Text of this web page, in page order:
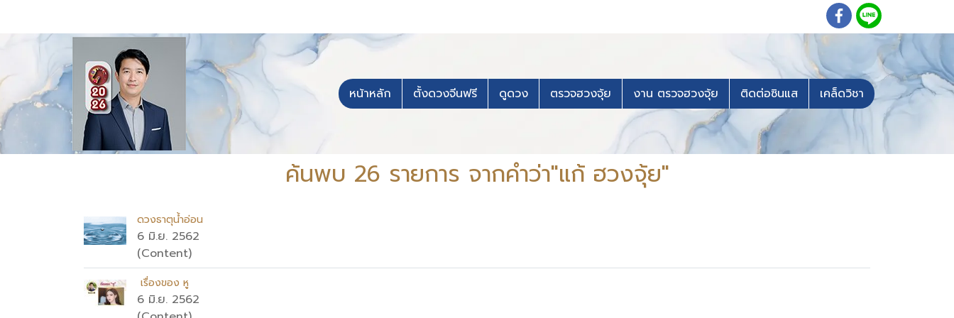
หน้าหลัก ตั้งดวงจีนฟรี ดูดวง ตรวจฮวงจุ้ย งาน ตรวจฮวงจุ้ย ติดต่อซินแส เคล็ดวิชา
ค้นพบ 26 รายการ จากคำว่า"แก้ ฮวงจุ้ย"
ดวงธาตุน้ำอ่อน
6 มิ.ย. 2562
(Content)
เรื่องของ หู
6 มิ.ย. 2562